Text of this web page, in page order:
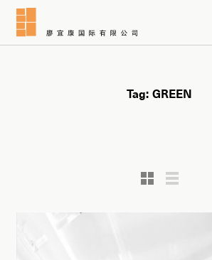
Tag:GREEN